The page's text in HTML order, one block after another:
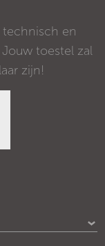
technisch en
toestel zal
zijn!